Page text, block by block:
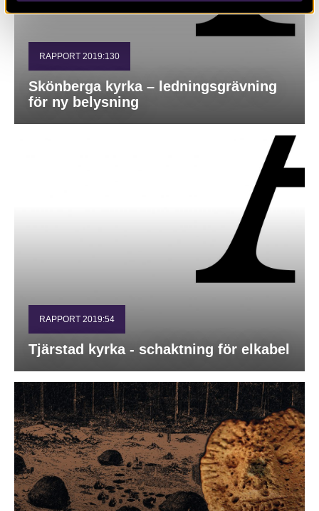
RAPPORT 2019:130
Skönberga kyrka – ledningsgrävning
för ny belysning
RAPPORT 2019:54
Tjärstad kyrka - schaktning för elkabel